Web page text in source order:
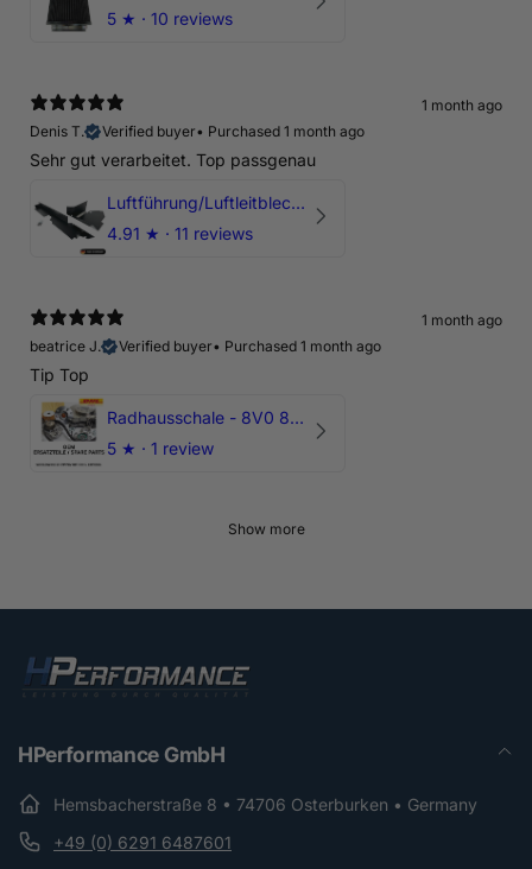
5 ★ · 10 reviews
1 month ago
Denis T.
Verified buyer• Purchased 1 month ago
Sehr gut verarbeitet. Top passgenau
Luftführung/Luftleitblech 5" 125mm offene Ansaugung HPerformance
4.91 ★ · 11 reviews
1 month ago
beatrice J.
Verified buyer• Purchased 1 month ago
Tip Top
Radhausschale - 8V0 821 191 C - Original Ersatzteil für Audi RS3 Sportback
5 ★ · 1 review
Show more
HPerformance GmbH
Hemsbacherstraße 8 • 74706 Osterburken • Germany
+49 (0) 6291 6487601